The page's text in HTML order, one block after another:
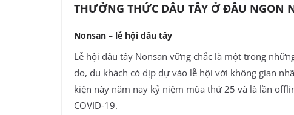
THƯỞNG THỨC DÂU TÂY Ở ĐÂU NGON
Nonsan – lễ hội dâu tây
Lễ hội dâu tây Nonsan vững chắc là một trong
do, du khách có dịp dự vào lễ hội với không gian
kiện này năm nay kỷ niệm mùa thứ 25 và là lần
COVID-19.